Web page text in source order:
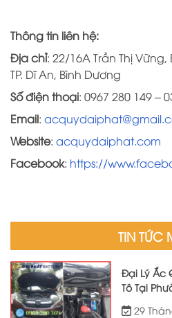
Thông tin liên hệ:
Địa chỉ: 22/16A Trần Thị Vững,
TP. Dĩ An, Bình Dương
Số điện thoại: 0967 280 149 –
Email:
Website: acquydaiphat.com
Facebook: https://
TIN TỨC
Đại Lý Ắc
Tô Tại
Đức, TP.
29